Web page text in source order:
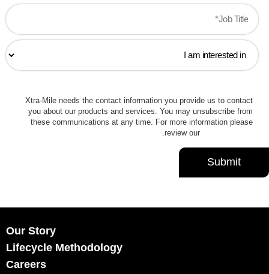
Xtra-Mile needs the contact information you provide us to contact
you about our products and services. You may unsubscribe from
these communications at any time. For more information please
review our
.
Our Story
Lifecycle Methodology
Careers